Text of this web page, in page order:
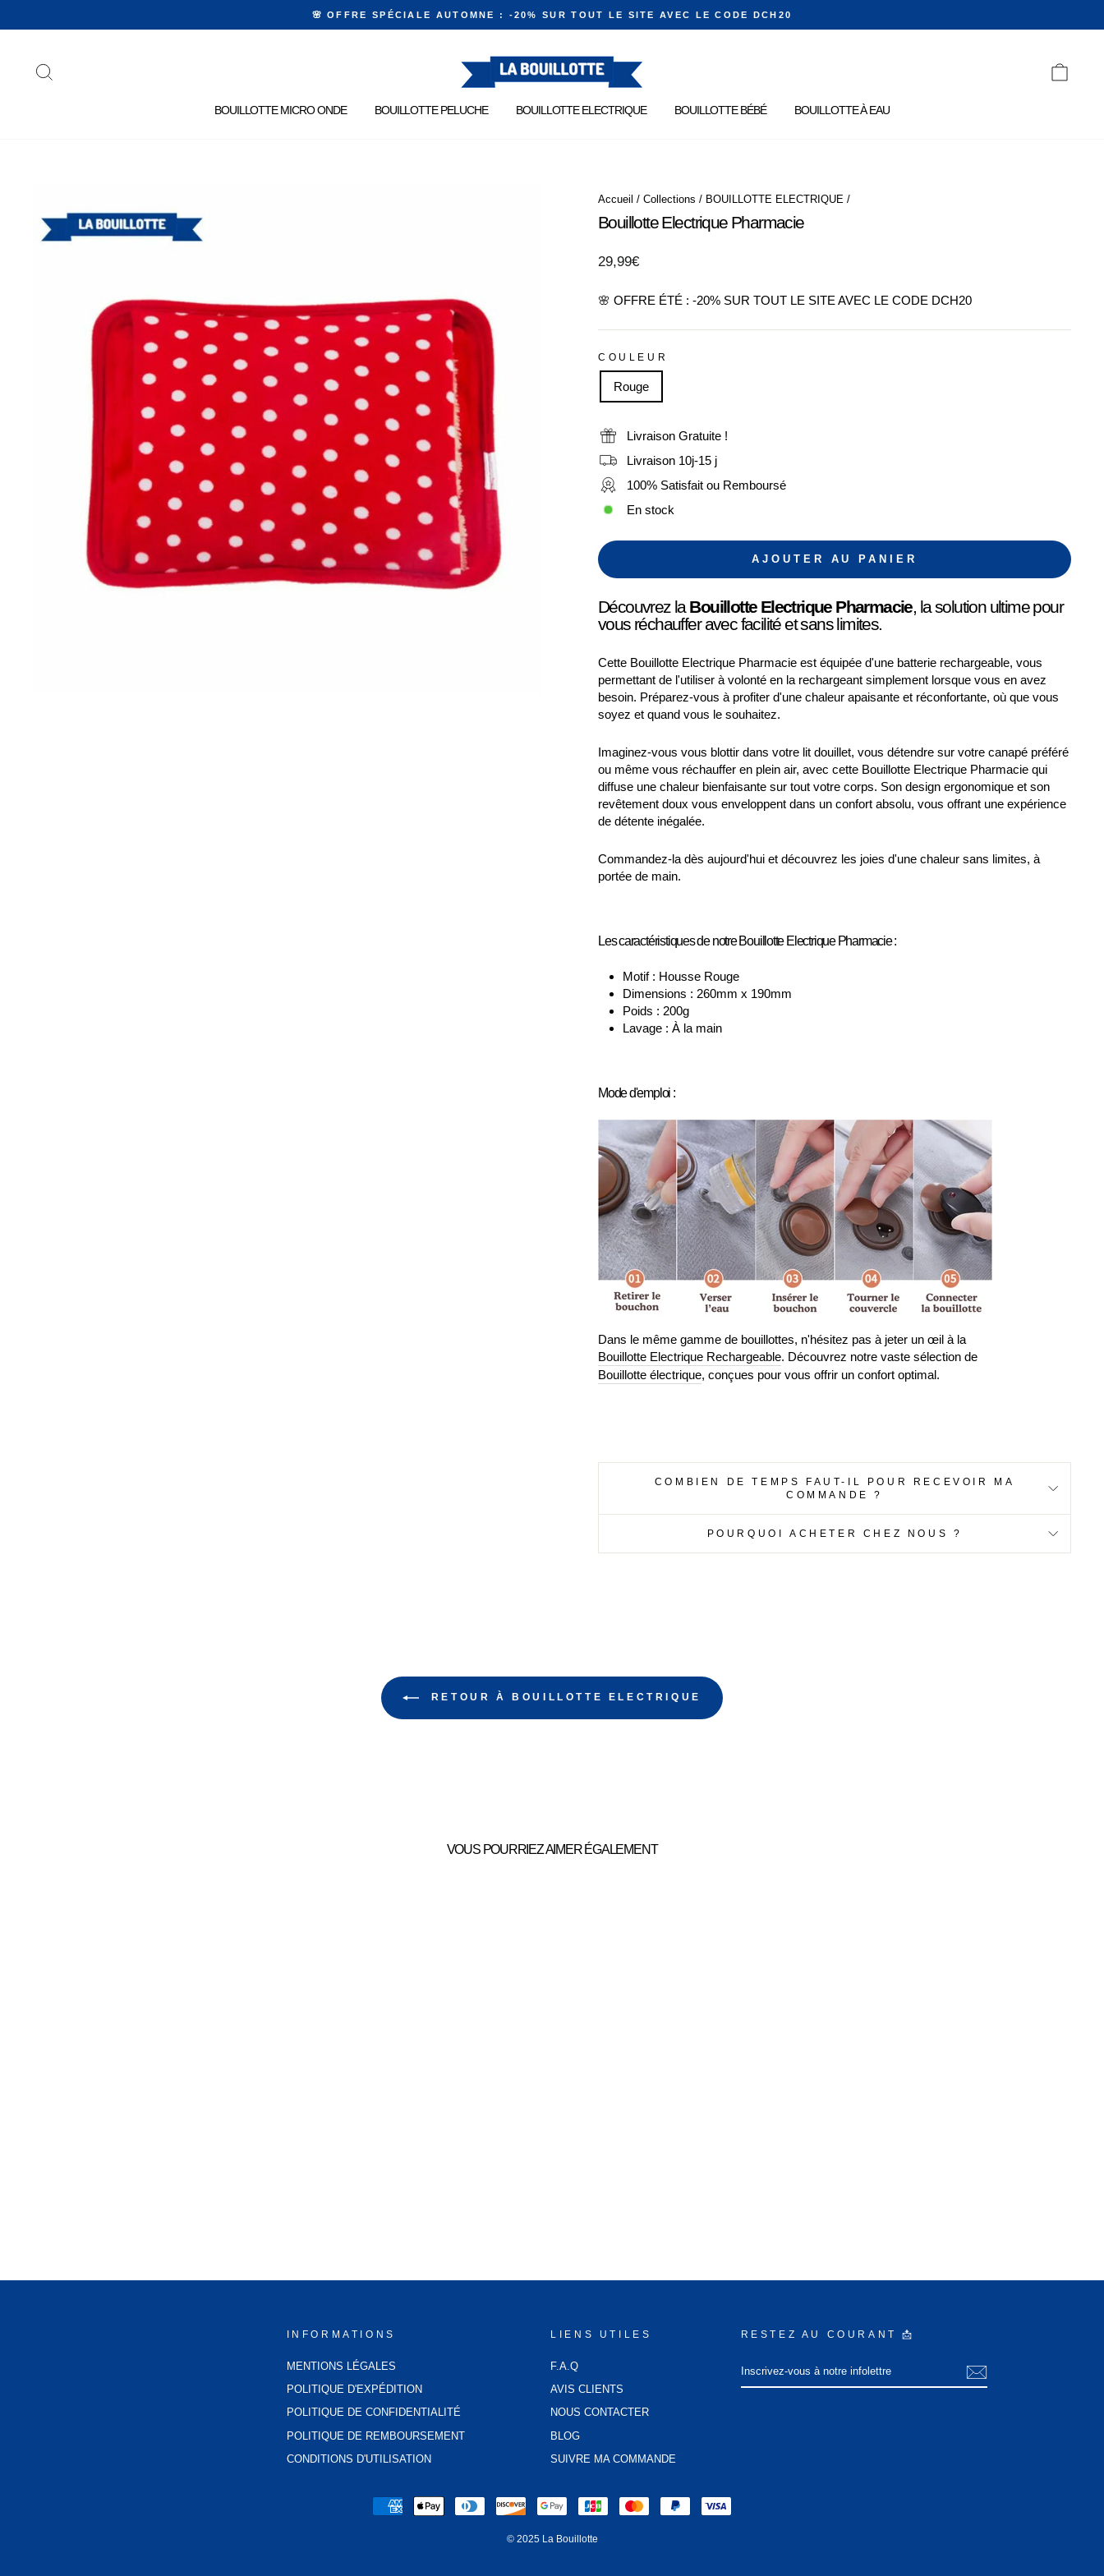
Diaporama
🌸 OFFRE SPÉCIALE AUTOMNE : -20% SUR TOUT LE SITE AVEC LE CODE DCH20
BOUILLOTTE MICRO ONDE BOUILLOTTE PELUCHE BOUILLOTTE ELECTRIQUE BOUILLOTTE BÉBÉ BOUILLOTTE À EAU
Accueil / Collections / BOUILLOTTE ELECTRIQUE /
Bouillotte Electrique Pharmacie
Prix
29,99€
🌸 OFFRE ÉTÉ : -20% SUR TOUT LE SITE AVEC LE CODE DCH20
COULEUR
Rouge
Livraison Gratuite !
Livraison 10j-15 j
100% Satisfait ou Remboursé
En stock
AJOUTER AU PANIER
Découvrez laBouillotte Electrique Pharmacie, la solution ultime pour
vous réchauffer avec facilité et sans limites.
Cette Bouillotte Electrique Pharmacie est équipée d'une batterie rechargeable, vous
permettant de l'utiliser à volonté en la rechargeant simplement lorsque vous en avez
besoin. Préparez-vous à profiter d'une chaleur apaisante et réconfortante, où que vous
soyez et quand vous le souhaitez.
Imaginez-vous vous blottir dans votre lit douillet, vous détendre sur votre canapé préféré
ou même vous réchauffer en plein air, avec cette Bouillotte Electrique Pharmacie qui
diffuse une chaleur bienfaisante sur tout votre corps. Son design ergonomique et son
revêtement doux vous enveloppent dans un confort absolu, vous offrant une expérience
de détente inégalée.
Commandez-la dès aujourd'hui et découvrez les joies d'une chaleur sans limites, à
portée de main.
Les caractéristiques de notre Bouillotte Electrique Pharmacie :
Motif : Housse Rouge
Dimensions : 260mm x 190mm
Poids : 200g
Lavage : À la main
Mode d'emploi :
Dans le même gamme de bouillottes, n'hésitez pas à jeter un œil à la
Bouillotte Electrique Rechargeable. Découvrez notre vaste sélection de
Bouillotte électrique, conçues pour vous offrir un confort optimal.
COMBIEN DE TEMPS FAUT-IL POUR RECEVOIR MA
COMMANDE ?
POURQUOI ACHETER CHEZ NOUS ?
RETOUR À BOUILLOTTE ELECTRIQUE
VOUS POURRIEZ AIMER ÉGALEMENT
INFORMATIONS
MENTIONS LÉGALES
POLITIQUE D'EXPÉDITION
POLITIQUE DE CONFIDENTIALITÉ
POLITIQUE DE REMBOURSEMENT
CONDITIONS D'UTILISATION
LIENS UTILES
F.A.Q
AVIS CLIENTS
NOUS CONTACTER
BLOG
SUIVRE MA COMMANDE
RESTEZ AU COURANT 📩
VOUS
© 2025 La Bouillotte